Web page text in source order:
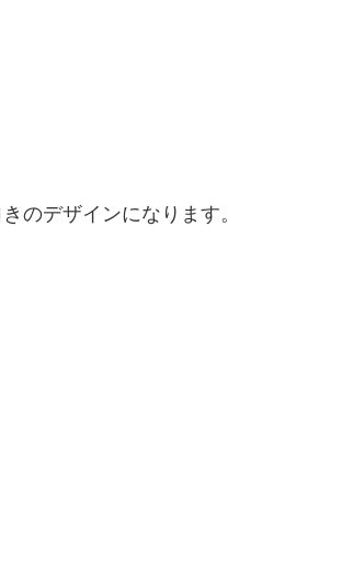
のデザインになります。